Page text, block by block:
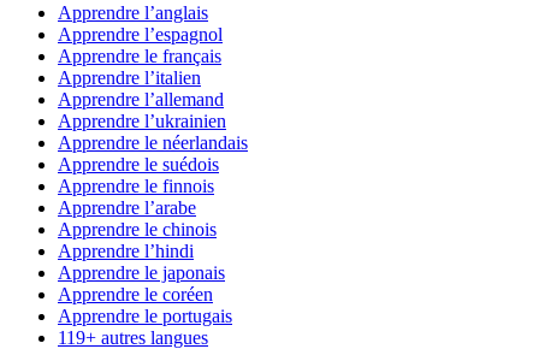
Apprendre l’anglais
Apprendre l’espagnol
Apprendre le français
Apprendre l’italien
Apprendre l’allemand
Apprendre l’ukrainien
Apprendre le néerlandais
Apprendre le suédois
Apprendre le finnois
Apprendre l’arabe
Apprendre le chinois
Apprendre l’hindi
Apprendre le japonais
Apprendre le coréen
Apprendre le portugais
119+ autres langues